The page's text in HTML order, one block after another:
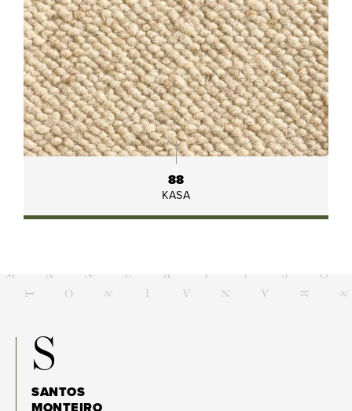
88
KASA
S
SANTOS
MONTEIRO